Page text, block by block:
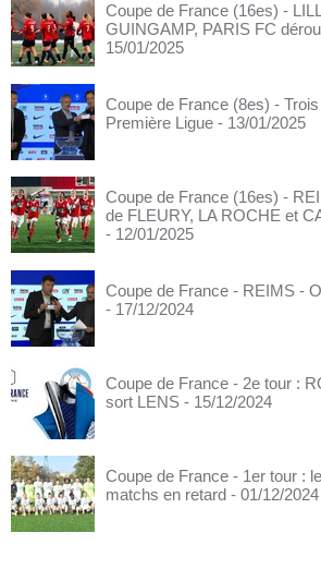
Coupe de France (16es) -
GUINGAMP, PARIS FC
15/01/2025
Coupe de France (8es) -
Première Ligue - 13/01/2025
Coupe de France (16es) -
de FLEURY, LA ROCHE et
- 12/01/2025
Coupe de France - REIMS -
- 17/12/2024
Coupe de France - 2e tour :
sort LENS - 15/12/2024
Coupe de France - 1er tour :
matchs en retard - 01/12/2024